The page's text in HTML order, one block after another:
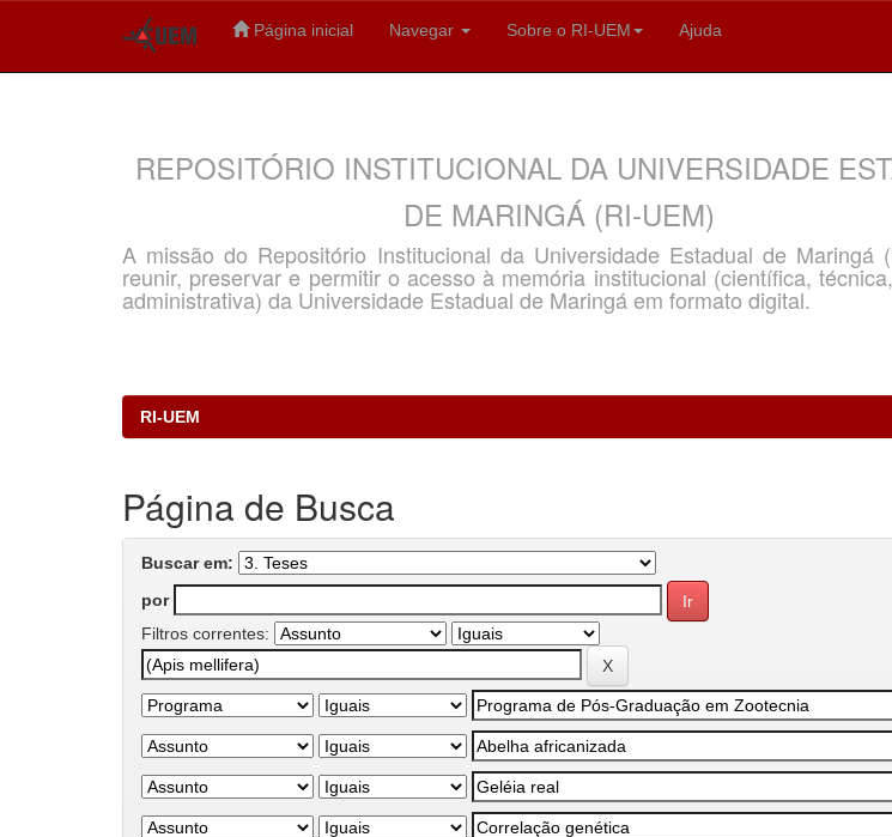
Página inicial Navegar Sobre o RI-UEM Ajuda
REPOSITÓRIO INSTITUCIONAL DA UNIVERSIDADE
DE MARINGÁ (RI-UEM)
A missão do Repositório Institucional da Universidade Estadual de Maringá
reunir, preservar e permitir o acesso à memória institucional (científica,
administrativa) da Universidade Estadual de Maringá em formato digital.
RI-UEM
Página de Busca
Buscar em:
por
Filtros correntes: